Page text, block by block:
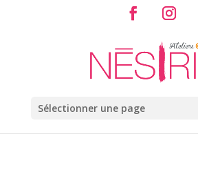
Sélectionner une page